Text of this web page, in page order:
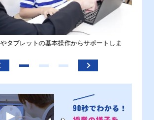
タブレットの基本操作からサポートしま